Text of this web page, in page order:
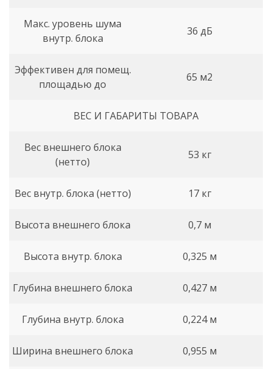
Макс. уровень шума
внутр. блока
36 дБ
Эффективен для помещ.
площадью до
65 м2
ВЕС И ГАБАРИТЫ ТОВАРА
Вес внешнего блока
(нетто)
53 кг
Вес внутр. блока (нетто) 17 кг
Высота внешнего блока 0,7 м
Высота внутр. блока 0,325 м
Глубина внешнего блока 0,427 м
Глубина внутр. блока 0,224 м
Ширина внешнего блока 0,955 м